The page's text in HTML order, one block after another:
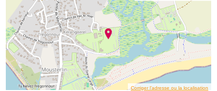
Corriger l’adresse ou la localisation